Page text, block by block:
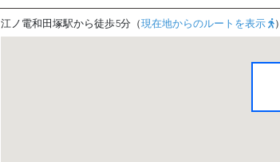
江ノ電和田塚駅から徒歩5分（現在地からのルートを表示 ）